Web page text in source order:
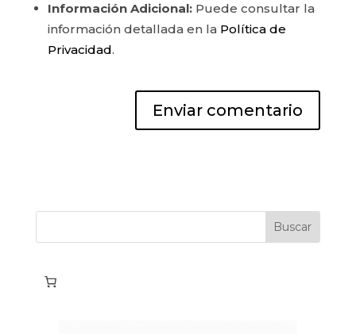
Información Adicional:Puede consultar la
información detallada en la Política de
Privacidad.